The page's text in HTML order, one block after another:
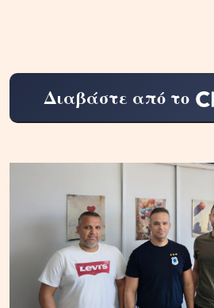
Διαβάστε από το